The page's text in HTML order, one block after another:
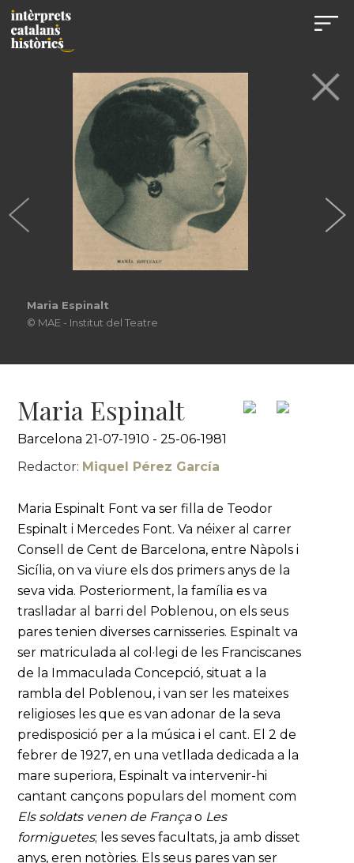
A "La llama" c. 1931
© MAE - Institut del Teatre
Maria Espinalt
Barcelona 21-07-1910 - 25-06-1981
Redactor: Miquel Pérez García
Maria Espinalt Font va ser filla de Teodor
Espinalt i Mercedes Font. Va néixer al carrer
Consell de Cent de Barcelona, entre Nàpols i
Sicília, on va viure els dos primers anys de la
seva vida. Posteriorment, la família es va
traslladar al barri del Poblenou, on els seus
pares tenien diverses carnisseries. Espinalt va
ser matriculada al col·legi de les Franciscanes
de la Immaculada Concepció, situat a la
rambla del Poblenou, i van ser les mateixes
religioses les que es van adonar de la seva
predisposició per a la música i el cant. El 2 de
febrer de 1927, en una vetllada dedicada a la
mare superiora, Espinalt va intervenir-hi
cantant cançons populars del moment com
Els soldats venen de Françao Les
formiguetes; les seves facultats, ja amb disset
anys, eren notòries. Els seus pares van ser